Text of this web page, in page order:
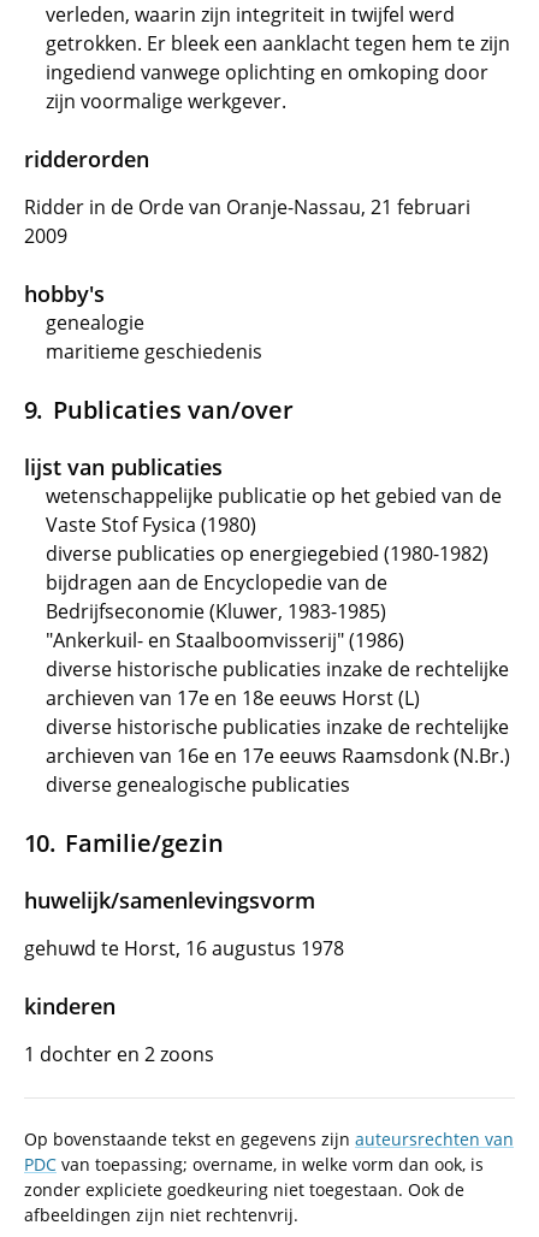
verleden, waarin zijn integriteit in twijfel werd
getrokken. Er bleek een aanklacht tegen hem te zijn
ingediend vanwege oplichting en omkoping door
zijn voormalige werkgever.
ridderorden
Ridder in de Orde van Oranje-Nassau, 21 februari
2009
hobby's
genealogie
maritieme geschiedenis
Publicaties van/over
lijst van publicaties
wetenschappelijke publicatie op het gebied van de
Vaste Stof Fysica (1980)
diverse publicaties op energiegebied (1980-1982)
bijdragen aan de Encyclopedie van de
Bedrijfseconomie (Kluwer, 1983-1985)
"Ankerkuil- en Staalboomvisserij" (1986)
diverse historische publicaties inzake de rechtelijke
archieven van 17e en 18e eeuws Horst (L)
diverse historische publicaties inzake de rechtelijke
archieven van 16e en 17e eeuws Raamsdonk (N.Br.)
diverse genealogische publicaties
Familie/gezin
huwelijk/samenlevingsvorm
gehuwd te Horst, 16 augustus 1978
kinderen
1 dochter en 2 zoons
Op bovenstaande tekst en gegevens zijn auteursrechten van
PDC van toepassing; overname, in welke vorm dan ook, is
zonder expliciete goedkeuring niet toegestaan. Ook de
afbeeldingen zijn niet rechtenvrij.